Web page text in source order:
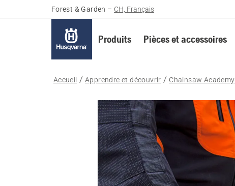
Forest & Garden – CH, Français
Produits Pièces et accessoires
Accueil Apprendre et découvrir Chainsaw Academy